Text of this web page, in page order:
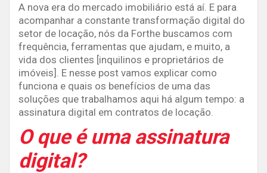
A nova era do mercado imobiliário está aí. E para
acompanhar a constante transformação digital do
setor de locação, nós da Forthe buscamos com
frequência, ferramentas que ajudam, e muito, a
vida dos clientes [inquilinos e proprietários de
imóveis]. E nesse post vamos explicar como
funciona e quais os benefícios de uma das
soluções que trabalhamos aqui há algum tempo: a
assinatura digital em contratos de locação.
O que é uma assinatura
digital?